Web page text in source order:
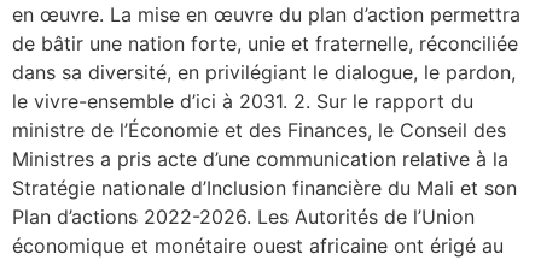
en œuvre. La mise en œuvre du plan d’action permettra
de bâtir une nation forte, unie et fraternelle, réconciliée
dans sa diversité, en privilégiant le dialogue, le pardon,
le vivre-ensemble d’ici à 2031. 2. Sur le rapport du
ministre de l’Économie et des Finances, le Conseil des
Ministres a pris acte d’une communication relative à la
Stratégie nationale d’Inclusion financière du Mali et son
Plan d’actions 2022-2026. Les Autorités de l’Union
économique et monétaire ouest africaine ont érigé au